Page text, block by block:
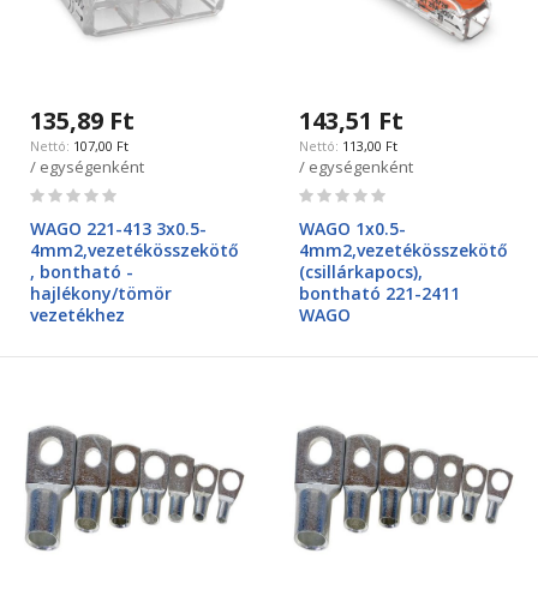
135,89 Ft
107,00 Ft
/ egységenként
Rating:
WAGO 221-413 3x0.5-
4mm2,vezetékösszekötő
, bontható -
hajlékony/tömör
vezetékhez
143,51 Ft
113,00 Ft
/ egységenként
Rating:
WAGO 1x0.5-
4mm2,vezetékösszekötő
(csillárkapocs),
bontható 221-2411
WAGO